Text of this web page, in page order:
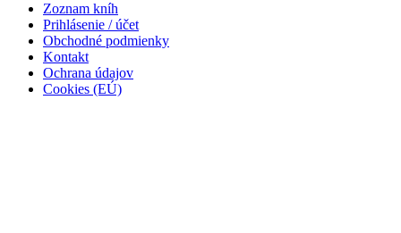
Zoznam kníh
Prihlásenie / účet
Obchodné podmienky
Kontakt
Ochrana údajov
Cookies (EÚ)